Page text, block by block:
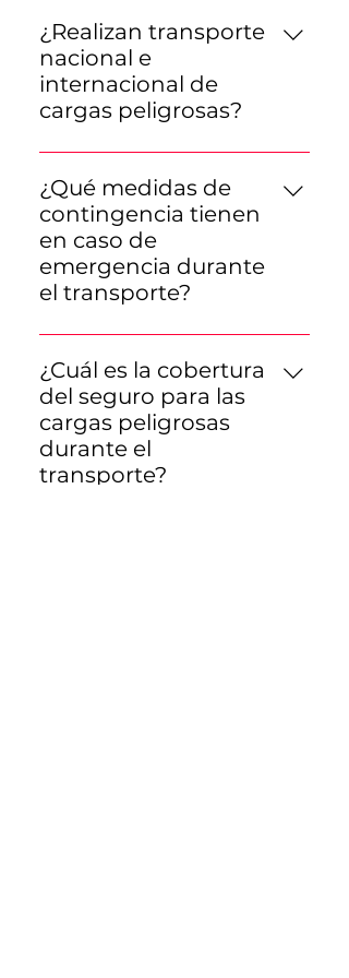
peligrosas tiene un 30%
adicional sobre el costo de
transporte de carga general.
Las tarifas varían según las
determinan en base a la
distancia y características del
transporte.
¿Realizan transporte
nacional e
internacional de
cargas peligrosas?
Actualmente, ofrecemos
servicios de transporte de
cargas peligrosas a nivel
nacional. No realizamos
transporte internacional de
cargas peligrosas.
¿Qué medidas de
contingencia tienen
en caso de
emergencia durante
el transporte?
Nuestros choferes están
capacitados para actuar ante
cualquier emergencia. Todas
nuestras unidades están
equipadas con matafuegos,
baldes con
¿Cuál es la cobertura
del seguro para las
cargas peligrosas
durante el
transporte?